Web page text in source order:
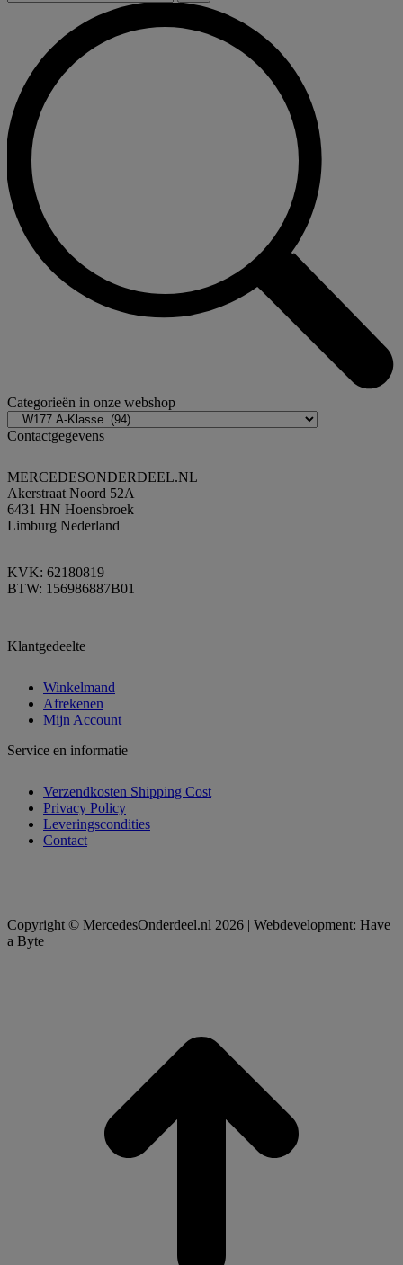
Categorieën in onze webshop
Contactgegevens
MERCEDESONDERDEEL.NL
Akerstraat Noord 52A
6431 HN Hoensbroek
Limburg Nederland
KVK: 62180819
BTW: 156986887B01
Klantgedeelte
Winkelmand
Afrekenen
Mijn Account
Service en informatie
Verzendkosten Shipping Cost
Privacy Policy
Leveringscondities
Contact
Copyright © MercedesOnderdeel.nl 2026 | Webdevelopment: Have
a Byte